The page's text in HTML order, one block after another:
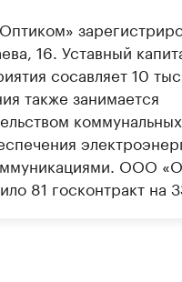
16. Уставный
сосавляет 10
также занимается
ООО
81 госконтракт на